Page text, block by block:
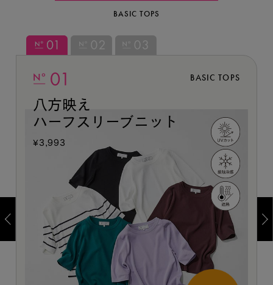
BASIC TOPS
BASIC TOPS
八方映え
ハーフスリーブニット
¥3,993